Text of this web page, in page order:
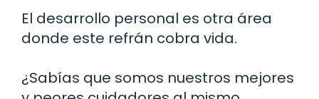
El desarrollo personal es otra área
donde este refrán cobra vida.
¿Sabías que somos nuestros mejores